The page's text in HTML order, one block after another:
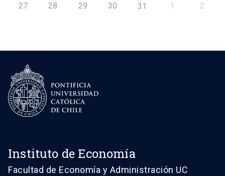
27 28 29 30 31 1 2
Instituto de Economía
Facultad de Economía y Administración UC